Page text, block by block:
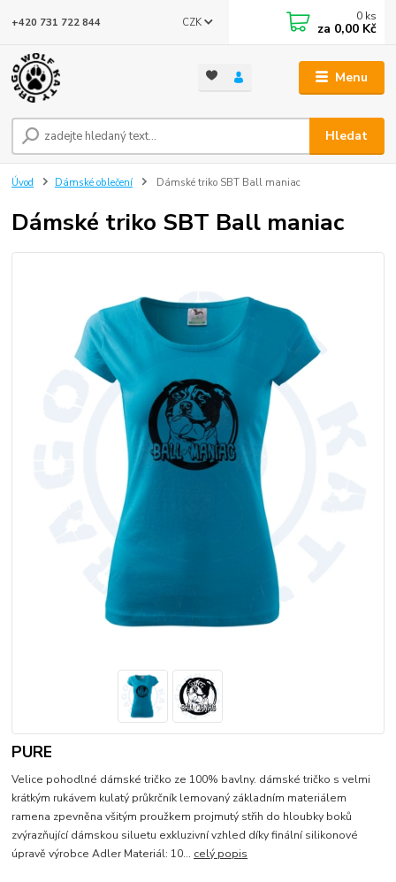
Menu
CZK
Hledat
+420 731 722 844 0 ks
za 0,00 Kč
Úvod Dámské oblečení Dámské triko SBT Ball maniac
Dámské triko SBT Ball maniac
PURE
Velice pohodlné dámské tričko ze 100% bavlny. dámské tričko s velmi
krátkým rukávem kulatý průkrčník lemovaný základním materiálem
ramena zpevněna všitým proužkem projmutý střih do hloubky boků
zvýrazňující dámskou siluetu exkluzivní vzhled díky finální silikonové
úpravě výrobce Adler Materiál: 10... celý popis